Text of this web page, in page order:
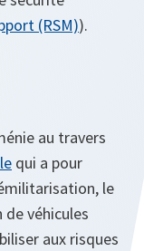
(RSM)).
au travers
qui a pour
le
véhicules
aux risques